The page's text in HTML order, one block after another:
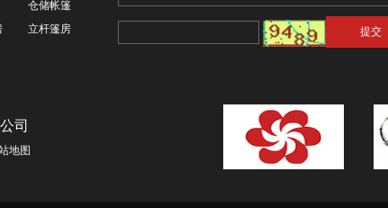
仓储帐篷
立杆篷房
司
地图